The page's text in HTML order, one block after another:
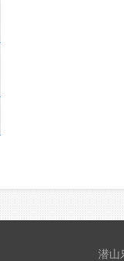
潜